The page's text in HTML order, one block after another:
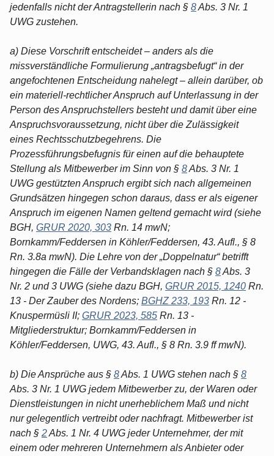
jedenfalls nicht der Antragstellerin nach § 8Abs. 3 Nr. 1
UWG zustehen.
a) Diese Vorschrift entscheidet – anders als die
missverständliche Formulierung „antragsbefugt“ in der
angefochtenen Entscheidung nahelegt – allein darüber, ob
ein materiell-rechtlicher Anspruch auf Unterlassung in der
Person des Anspruchstellers besteht und damit über eine
Anspruchsvoraussetzung, nicht über die Zulässigkeit
eines Rechtsschutzbegehrens. Die
Prozessführungsbefugnis für einen auf die behauptete
Stellung als Mitbewerber im Sinn von § 8Abs. 3 Nr. 1
UWG gestützten Anspruch ergibt sich nach allgemeinen
Grundsätzen hingegen schon daraus, dass er als eigener
Anspruch im eigenen Namen geltend gemacht wird (siehe
BGH, GRUR 2020, 303 Rn. 14 mwN;
Bornkamm/Feddersen in Köhler/Feddersen, 43. Aufl., § 8
Rn. 3.8a mwN). Die Lehre von der „Doppelnatur“ betrifft
hingegen die Fälle der Verbandsklagen nach § 8Abs. 3
Nr. 2 und 3 UWG (siehe dazu BGH, GRUR 2015, 1240 Rn.
13 - Der Zauber des Nordens; BGHZ 233, 193 Rn. 12 -
Knuspermüsli II; GRUR 2023, 585 Rn. 13 -
Mitgliederstruktur; Bornkamm/Feddersen in
Köhler/Feddersen, UWG, 43. Aufl., § 8 Rn. 3.9 ff mwN).
b) Die Ansprüche aus § 8Abs. 1 UWG stehen nach § 8
Abs. 3 Nr. 1 UWG jedem Mitbewerber zu, der Waren oder
Dienstleistungen in nicht unerheblichem Maß und nicht
nur gelegentlich vertreibt oder nachfragt. Mitbewerber ist
nach § 2Abs. 1 Nr. 4 UWG jeder Unternehmer, der mit
einem oder mehreren Unternehmern als Anbieter oder